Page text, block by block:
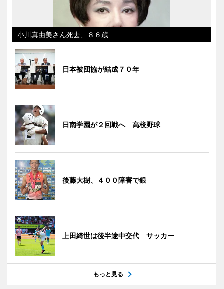
小川真由美さん死去、８６歳
日本被団協が結成７０年
日南学園が２回戦へ 高校野球
後藤大樹、４００障害で銀
上田綺世は後半途中交代 サッカー
もっと見る